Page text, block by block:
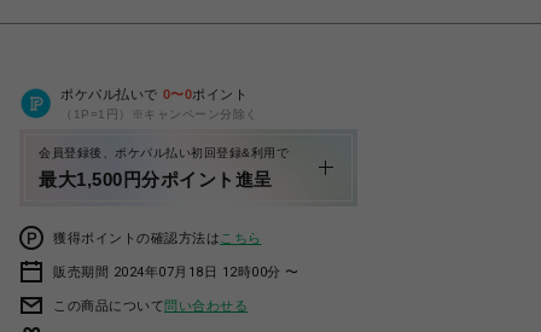
ポケパル払いで 0〜0ポイント
（1P=1円）※キャンペーン分除く
会員登録後、ポケパル払い初回登録&利用で
最大1,500円分ポイント進呈
獲得ポイントの確認方法は こちら
販売期間 2024年07月18日 12時00分 〜
この商品について問い合わせる